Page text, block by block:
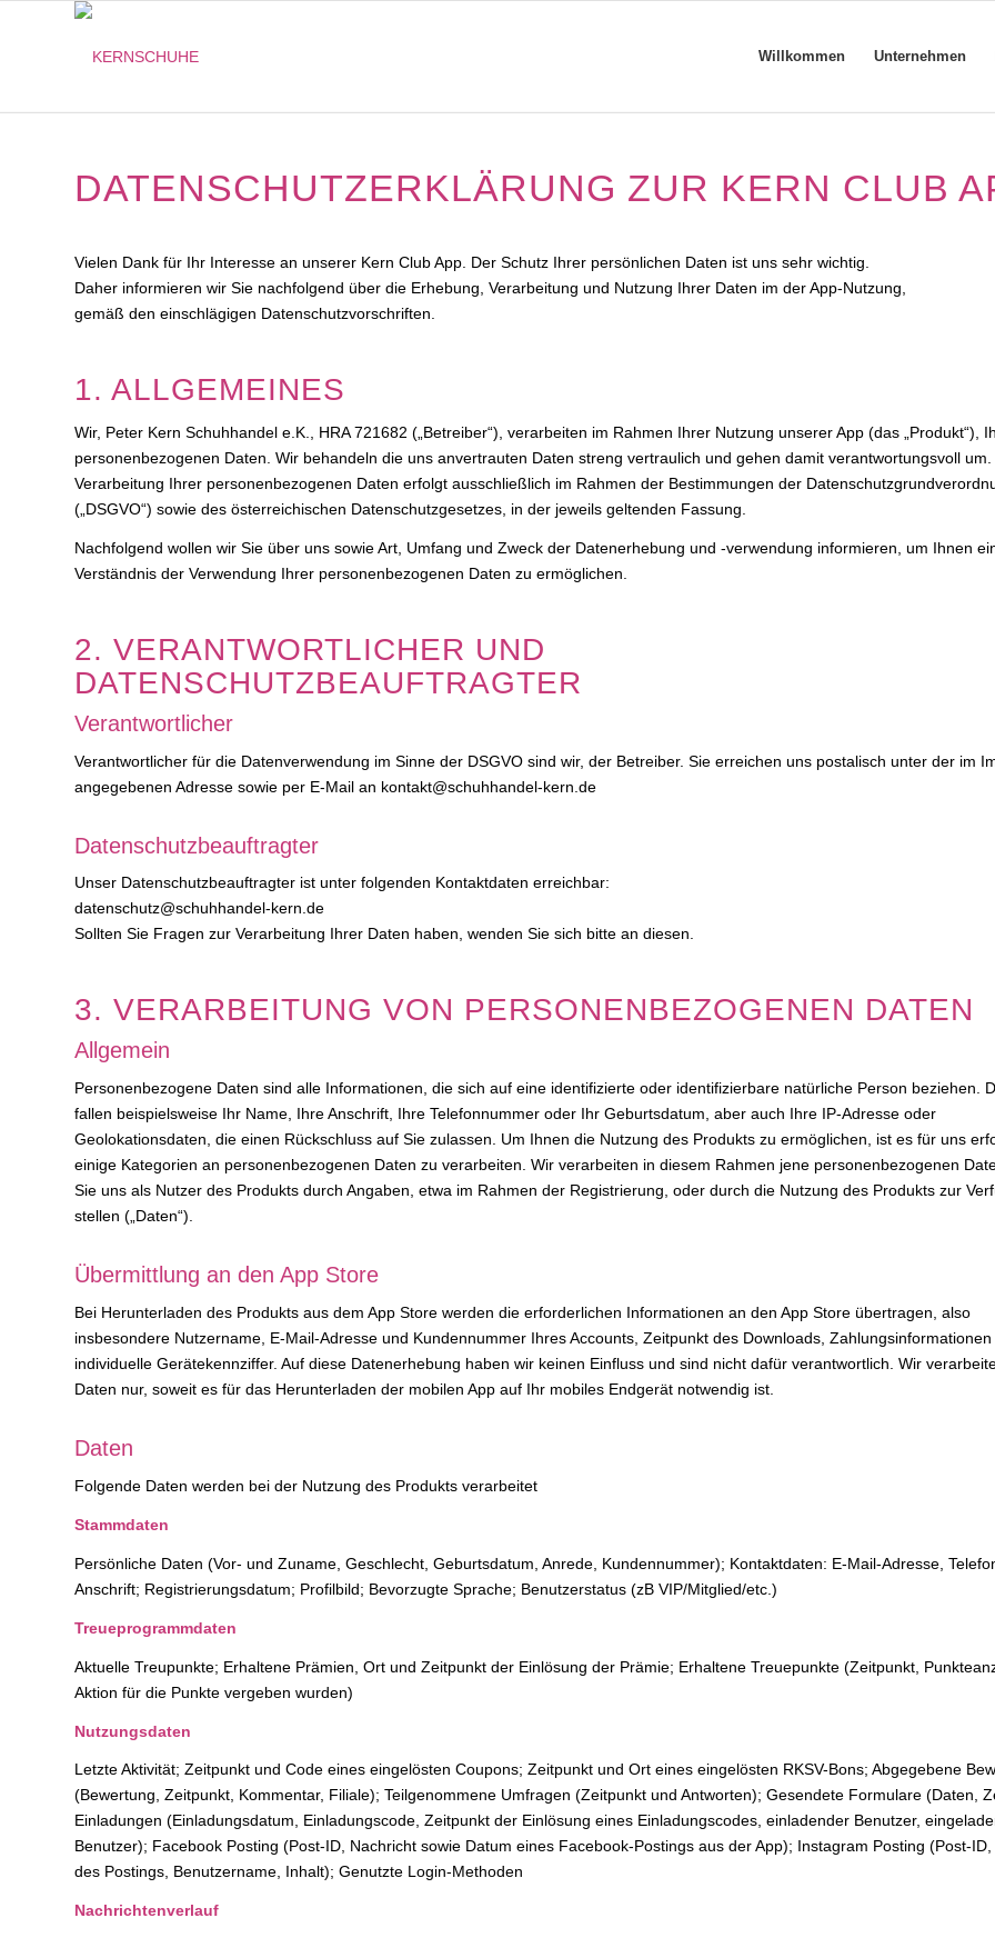
Willkommen Unternehmen
DATENSCHUTZERKLÄRUNG ZUR KERN CLUB
Vielen Dank für Ihr Interesse an unserer Kern Club App. Der Schutz Ihrer persönlichen Daten ist uns sehr wichtig.
Daher informieren wir Sie nachfolgend über die Erhebung, Verarbeitung und Nutzung Ihrer Daten im der App-Nutzung,
gemäß den einschlägigen Datenschutzvorschriften.
1. ALLGEMEINES
Wir, Peter Kern Schuhhandel e.K., HRA 721682 („Betreiber“), verarbeiten im Rahmen Ihrer Nutzung unserer App (das „Produkt“),
personenbezogenen Daten. Wir behandeln die uns anvertrauten Daten streng vertraulich und gehen damit verantwortungsvoll um.
Verarbeitung Ihrer personenbezogenen Daten erfolgt ausschließlich im Rahmen der Bestimmungen der
(„DSGVO“) sowie des österreichischen Datenschutzgesetzes, in der jeweils geltenden Fassung.
Nachfolgend wollen wir Sie über uns sowie Art, Umfang und Zweck der Datenerhebung und -verwendung informieren, um Ihnen
Verständnis der Verwendung Ihrer personenbezogenen Daten zu ermöglichen.
2. VERANTWORTLICHER UND
DATENSCHUTZBEAUFTRAGTER
Verantwortlicher
Verantwortlicher für die Datenverwendung im Sinne der DSGVO sind wir, der Betreiber. Sie erreichen uns postalisch unter der im
angegebenen Adresse sowie per E-Mail an kontakt@schuhhandel-kern.de
Datenschutzbeauftragter
Unser Datenschutzbeauftragter ist unter folgenden Kontaktdaten erreichbar:
datenschutz@schuhhandel-kern.de
Sollten Sie Fragen zur Verarbeitung Ihrer Daten haben, wenden Sie sich bitte an diesen.
3. VERARBEITUNG VON PERSONENBEZOGENEN DATEN
Allgemein
Personenbezogene Daten sind alle Informationen, die sich auf eine identifizierte oder identifizierbare natürliche Person beziehen.
fallen beispielsweise Ihr Name, Ihre Anschrift, Ihre Telefonnummer oder Ihr Geburtsdatum, aber auch Ihre IP-Adresse oder
Geolokationsdaten, die einen Rückschluss auf Sie zulassen. Um Ihnen die Nutzung des Produkts zu ermöglichen, ist es für uns
einige Kategorien an personenbezogenen Daten zu verarbeiten. Wir verarbeiten in diesem Rahmen jene personenbezogenen
Sie uns als Nutzer des Produkts durch Angaben, etwa im Rahmen der Registrierung, oder durch die Nutzung des Produkts zur
stellen („Daten“).
Übermittlung an den App Store
Bei Herunterladen des Produkts aus dem App Store werden die erforderlichen Informationen an den App Store übertragen, also
insbesondere Nutzername, E-Mail-Adresse und Kundennummer Ihres Accounts, Zeitpunkt des Downloads, Zahlungsinformationen
individuelle Gerätekennziffer. Auf diese Datenerhebung haben wir keinen Einfluss und sind nicht dafür verantwortlich. Wir
Daten nur, soweit es für das Herunterladen der mobilen App auf Ihr mobiles Endgerät notwendig ist.
Daten
Folgende Daten werden bei der Nutzung des Produkts verarbeitet
Stammdaten
Persönliche Daten (Vor- und Zuname, Geschlecht, Geburtsdatum, Anrede, Kundennummer); Kontaktdaten: E-Mail-Adresse,
Anschrift; Registrierungsdatum; Profilbild; Bevorzugte Sprache; Benutzerstatus (zB VIP/Mitglied/etc.)
Treueprogrammdaten
Aktuelle Treupunkte; Erhaltene Prämien, Ort und Zeitpunkt der Einlösung der Prämie; Erhaltene Treuepunkte (Zeitpunkt,
Aktion für die Punkte vergeben wurden)
Nutzungsdaten
Letzte Aktivität; Zeitpunkt und Code eines eingelösten Coupons; Zeitpunkt und Ort eines eingelösten RKSV-Bons; Abgegebene
(Bewertung, Zeitpunkt, Kommentar, Filiale); Teilgenommene Umfragen (Zeitpunkt und Antworten); Gesendete Formulare (Daten,
Einladungen (Einladungsdatum, Einladungscode, Zeitpunkt der Einlösung eines Einladungscodes, einladender Benutzer,
Benutzer); Facebook Posting (Post-ID, Nachricht sowie Datum eines Facebook-Postings aus der App); Instagram Posting (Post-
des Postings, Benutzername, Inhalt); Genutzte Login-Methoden
Nachrichtenverlauf